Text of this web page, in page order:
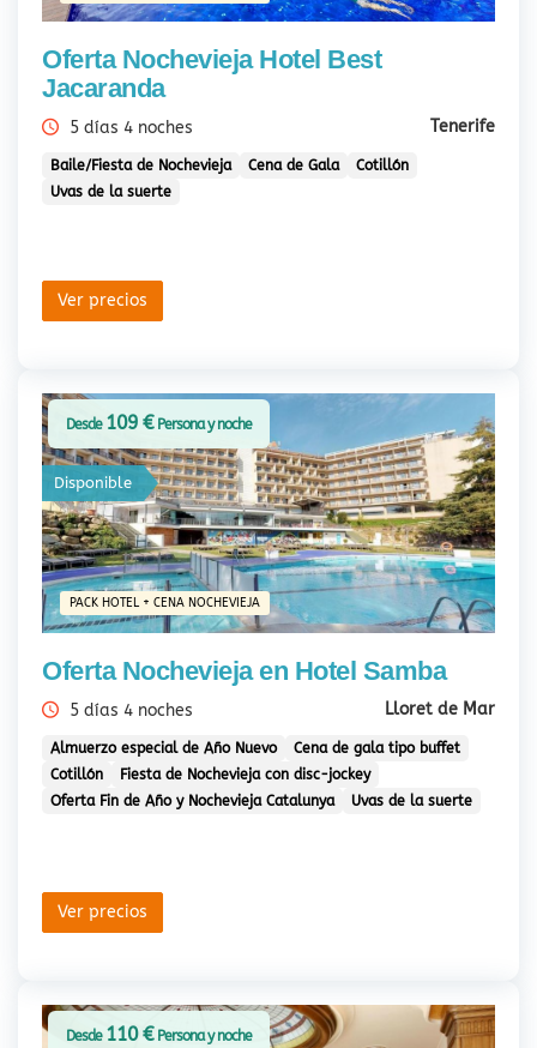
Oferta Nochevieja Hotel Best
Jacaranda
5 días 4 noches Tenerife
Baile/Fiesta de Nochevieja Cena de Gala
Cotillón
Uvas de la suerte
Ver precios
PACK HOTEL + CENA NOCHEVIEJA
Disponible
Oferta Nochevieja en Hotel Samba
5 días 4 noches Lloret de Mar
Almuerzo especial de Año Nuevo
Cena de gala tipo buffet
Cotillón
Fiesta de Nochevieja con disc-jockey
Oferta Fin de Año y Nochevieja Catalunya
Uvas de la suerte
Ver precios
Desde 109 €Persona y noche
Desde 110 €Persona y noche